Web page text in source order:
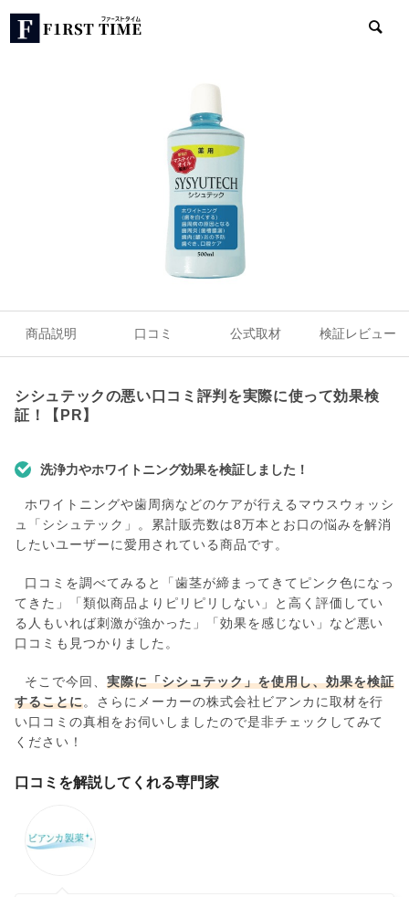
商品説明 口コミ 公式取材 検証レビュー
シシュテックの悪い口コミ評判を実際に使って効果検
証！【PR】
洗浄力やホワイトニング効果を検証しました！
ホワイトニングや歯周病などのケアが行えるマウスウォッシ
ュ「シシュテック」。累計販売数は8万本とお口の悩みを解消
したいユーザーに愛用されている商品です。
口コミを調べてみると「歯茎が締まってきてピンク色になっ
てきた」「類似商品よりピリピリしない」と高く評価してい
る人もいれば刺激が強かった」「効果を感じない」など悪い
口コミも見つかりました。
そこで今回、実際に「シシュテック」を使用し、効果を検証
することに。さらにメーカーの株式会社ビアンカに取材を行
い口コミの真相をお伺いしましたので是非チェックしてみて
ください！
口コミを解説してくれる専門家